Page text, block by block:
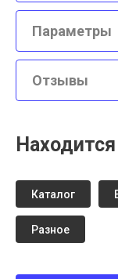
Параметры
Отзывы
Каталог
Разное